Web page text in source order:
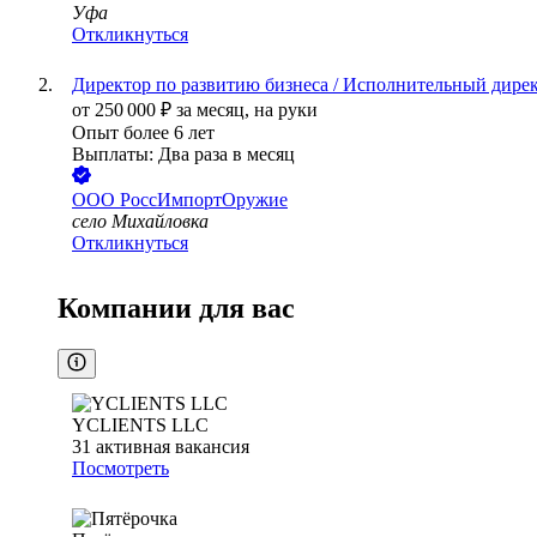
Уфа
Откликнуться
Директор по развитию бизнеса / Исполнительный
от 250 000 ₽ за месяц, на руки
Опыт более 6 лет
Выплаты: Два раза в месяц
ООО РоссИмпортОружие
село Михайловка
Откликнуться
Компании для вас
YCLIENTS LLC
31 активная вакансия
Посмотреть